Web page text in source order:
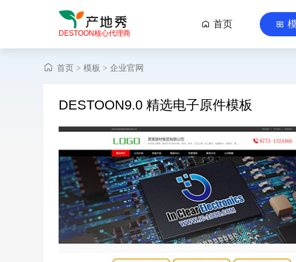
DESTOON核心代理商
 首页 
首页 > 模板 > 企业官网
DESTOON9.0 精选电子原件模板